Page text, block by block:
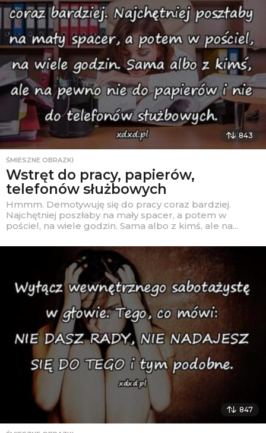
843
ŚMIESZNE OBRAZKI
Wstręt do pracy, papierów,
telefonów służbowych
Hmmm. Demotywuję się do pracy coraz bardziej.
Najchętniej poszłaby na mały spacer, a potem w
pościel, na wiele godzin. Sama albo z kimś, ale na...
847